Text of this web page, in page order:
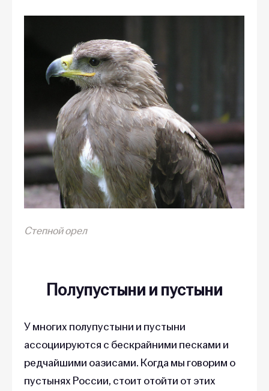
Степной орел
Полупустыни и пустыни
У многих полупустыни и пустыни
ассоциируются с бескрайними песками и
редчайшими оазисами. Когда мы говорим о
пустынях России, стоит отойти от этих